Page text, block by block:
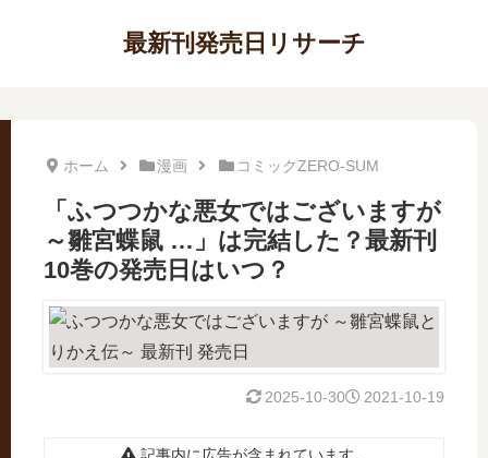
最新刊発売日リサーチ
ホーム 漫画 コミックZERO-SUM
「ふつつかな悪女ではございますが
～雛宮蝶鼠 …」は完結した？最新刊
10巻の発売日はいつ？
2021-10-19
2025-10-30